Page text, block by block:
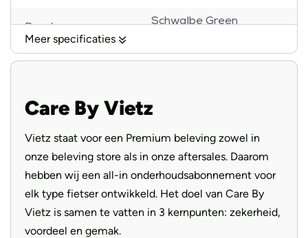
Banden
Schwalbe Green
Voorvork Suntour XCM32
Zadel
Meer specificaties
Care By Vietz
Vietz staat voor een Premium beleving zowel in
onze beleving store als in onze aftersales. Daarom
hebben wij een all-in onderhoudsabonnement voor
elk type fietser ontwikkeld. Het doel van Care By
Vietz is samen te vatten in 3 kernpunten: zekerheid,
voordeel en gemak.